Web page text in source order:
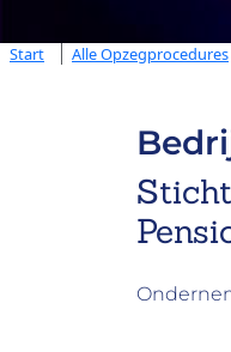
Start Alle Opzegprocedures